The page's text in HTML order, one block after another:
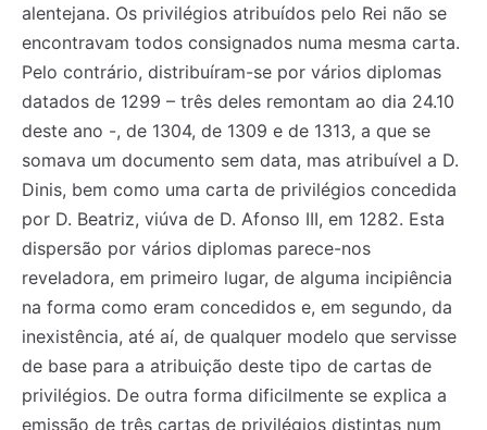
alentejana. Os privilégios atribuídos pelo Rei não se
encontravam todos consignados numa mesma carta.
Pelo contrário, distribuíram-se por vários diplomas
datados de 1299 – três deles remontam ao dia 24.10
deste ano -, de 1304, de 1309 e de 1313, a que se
somava um documento sem data, mas atribuível a D.
Dinis, bem como uma carta de privilégios concedida
por D. Beatriz, viúva de D. Afonso III, em 1282. Esta
dispersão por vários diplomas parece-nos
reveladora, em primeiro lugar, de alguma incipiência
na forma como eram concedidos e, em segundo, da
inexistência, até aí, de qualquer modelo que servisse
de base para a atribuição deste tipo de cartas de
privilégios. De outra forma dificilmente se explica a
emissão de três cartas de privilégios distintas num